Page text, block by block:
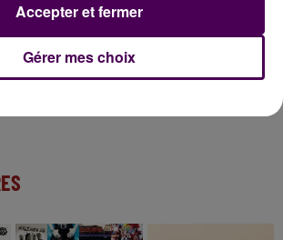
7 août 2026
Gagnez vos entrées pour Papéa Parc !
Gérer mes choix
Accepter et fermer